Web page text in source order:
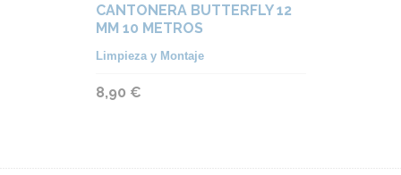
CANTONERA BUTTERFLY 12
MM 10 METROS
Limpieza y Montaje
8,90 €